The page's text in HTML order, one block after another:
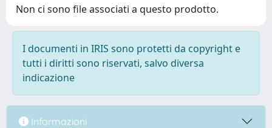
Non ci sono file associati a questo prodotto.
I documenti in IRIS sono protetti da copyright e
tutti i diritti sono riservati, salvo diversa
indicazione
Informazioni